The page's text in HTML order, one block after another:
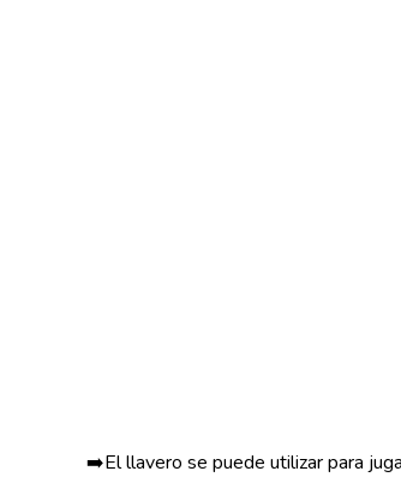
➡️El llavero se puede utilizar para